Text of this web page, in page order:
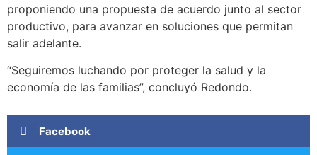
proponiendo una propuesta de acuerdo junto al sector
productivo, para avanzar en soluciones que permitan
salir adelante.
“Seguiremos luchando por proteger la salud y la
economía de las familias”, concluyó Redondo.
Facebook